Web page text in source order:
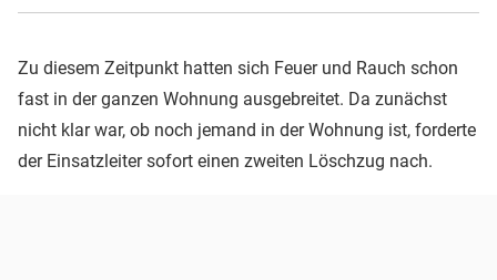
Zu diesem Zeitpunkt hatten sich Feuer und Rauch schon
fast in der ganzen Wohnung ausgebreitet. Da zunächst
nicht klar war, ob noch jemand in der Wohnung ist, forderte
der Einsatzleiter sofort einen zweiten Löschzug nach.